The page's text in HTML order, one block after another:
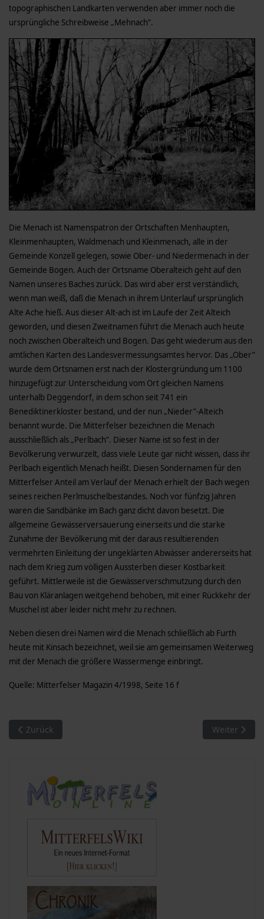
topographischen Landkarten verwenden aber immer noch die
ursprüngliche Schreibweise „Mehnach”.
Die Menach ist Namenspatron der Ortschaften Menhaupten,
Kleinmenhaupten, Waldmenach und Kleinmenach, alle in der
Gemeinde Konzell gelegen, sowie Ober- und Niedermenach in der
Gemeinde Bogen. Auch der Ortsname Oberalteich geht auf den
Namen unseres Baches zurück. Das wird aber erst verständlich,
wenn man weiß, daß die Menach in ihrem Unterlauf ursprünglich
Alte Ache hieß. Aus dieser Alt-ach ist im Laufe der Zeit Alteich
geworden, und diesen Zweitnamen führt die Menach auch heute
noch zwischen Oberalteich und Bogen. Das geht wiederum aus den
amtlichen Karten des Landesvermessungsamtes hervor. Das „Ober”
wurde dem Ortsnamen erst nach der Klostergründung um 1100
hinzugefügt zur Unterscheidung vom Ort gleichen Namens
unterhalb Deggendorf, in dem schon seit 741 ein
Benediktinerkloster bestand, und der nun „Nieder”-Alteich
benannt wurde. Die Mitterfelser bezeichnen die Menach
ausschließlich als „Perlbach”. Dieser Name ist so fest in der
Bevölkerung verwurzelt, dass viele Leute gar nicht wissen, dass ihr
Perlbach eigentlich Menach heißt. Diesen Sondernamen für den
Mitterfelser Anteil am Verlauf der Menach erhielt der Bach wegen
seines reichen Perlmuschelbestandes. Noch vor fünfzig Jahren
waren die Sandbänke im Bach ganz dicht davon besetzt. Die
allgemeine Gewässerversauerung einerseits und die starke
Zunahme der Be­völkerung mit der daraus resultierenden
vermehrten Einleitung der ungeklärten Abwässer andererseits hat
nach dem Krieg zum völligen Aussterben dieser Kostbarkeit
geführt. Mittlerweile ist die Gewässerverschmutzung durch den
Bau von Kläranlagen weitgehend behoben, mit einer Rückkehr der
Muschel ist aber leider nicht mehr zu rechnen.
Neben diesen drei Namen wird die Menach schließlich ab Furth
heute mit Kinsach bezeichnet, weil sie am ge­meinsamen Weiterweg
mit der Me­nach die größere Wassermenge einbringt.
Quelle: Mitterfelser Magazin 4/1998, Seite 16 f
Vorheriger Beitrag: Mühlen an der Menach (02):
Zurück Nächster
Weiter